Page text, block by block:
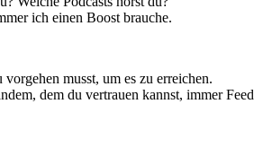
ich einen Boost brauche.
musst, um es zu erreichen.
dem du vertrauen kannst, immer